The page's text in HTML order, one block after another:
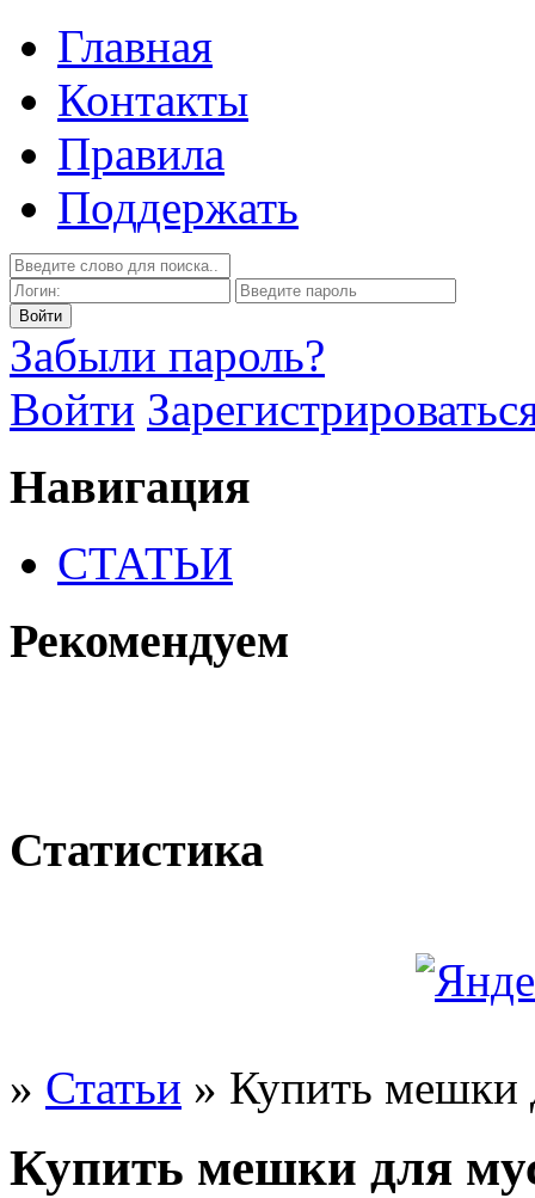
Главная
Контакты
Правила
Поддержать
Забыли пароль?
Войти
Навигация
СТАТЬИ
Рекомендуем
Статистика
» Статьи » Купить мешки
Купить мешки для